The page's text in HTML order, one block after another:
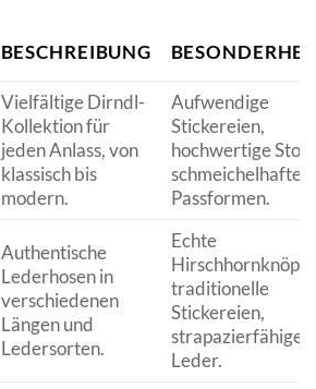
BESCHREIBUNG
Vielfältige Dirndl-
Kollektion für
jeden Anlass, von
klassisch bis
modern.
Aufwendige
Stickereien,
hochwertige
schmeichelhafte
Passformen.
Authentische
Lederhosen in
verschiedenen
Längen und
Ledersorten.
Echte
traditionelle
Stickereien,
strapazierfähiges
Leder.